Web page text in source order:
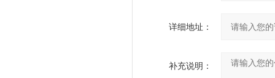
详细地址：
补充说明：